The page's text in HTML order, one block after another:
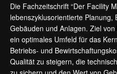
Die Fachzeitschrift “Der Facility
lebenszyklusorientierte Planung,
Gebäuden und Anlagen. Ziel
ein optimales Umfeld für das
Betriebs- und
Qualität zu steigern, die